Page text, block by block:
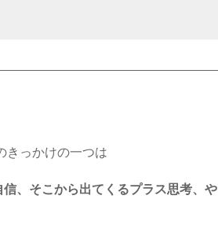
きっかけの一つは
、そこから出てくるプラス思考、や